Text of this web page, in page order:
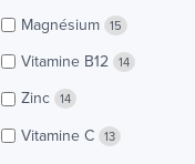
Magnésium 15
Vitamine B12 14
Zinc 14
Vitamine C 13